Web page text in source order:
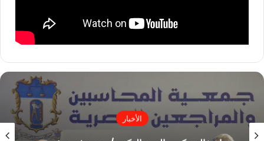
الأخبار